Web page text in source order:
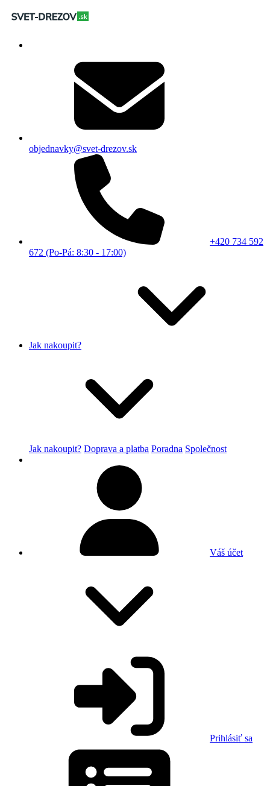
objednavky@svet-drezov.sk
+420 734 592
672 (Po-Pá: 8:30 - 17:00)
Jak nakoupit?
Jak nakoupit? Doprava a platba Poradna Společnost
Váš účet
Prihlásiť sa